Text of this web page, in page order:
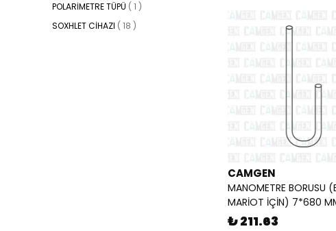
POLARİMETRE TÜPÜ ( 1 )
SOXHLET CİHAZI ( 18 )
CAMGEN
MANOMETRE BORUSU
MARİOT İÇİN) 7*680
₺ 211.63